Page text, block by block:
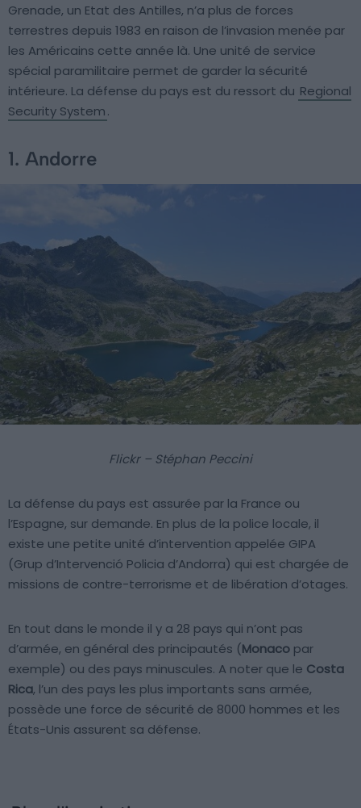
Grenade, un Etat des Antilles, n’a plus de forces
terrestres depuis 1983 en raison de l’invasion menée par
les Américains cette année là. Une unité de service
spécial paramilitaire permet de garder la sécurité
intérieure. La défense du pays est du ressort du Regional
Security System.
1. Andorre
Flickr – Stéphan Peccini
La défense du pays est assurée par la France ou
l’Espagne, sur demande. En plus de la police locale, il
existe une petite unité d’intervention appelée GIPA
(Grup d’Intervenció Policia d’Andorra) qui est chargée de
missions de contre-terrorisme et de libération d’otages.
En tout dans le monde il y a 28 pays qui n’ont pas
d’armée, en général des principautés (Monaco par
exemple) ou des pays minuscules. A noter que le Costa
Rica, l’un des pays les plus importants sans armée,
possède une force de sécurité de 8000 hommes et les
États-Unis assurent sa défense.